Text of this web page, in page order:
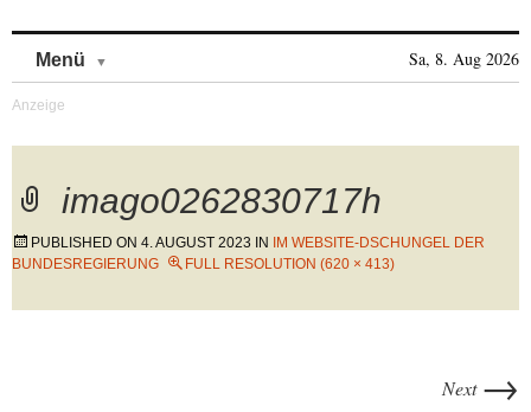
Menü Sa, 8. Aug 2026
imago0262830717h
PUBLISHED ON 4. AUGUST 2023 IN
IM WEBSITE-DSCHUNGEL DER
BUNDESREGIERUNG
FULL RESOLUTION (620 × 413)
Next →